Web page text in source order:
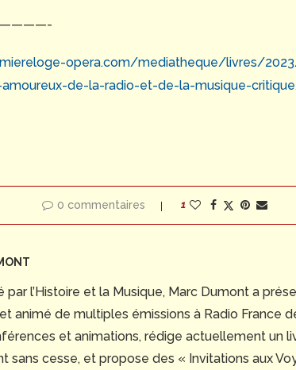
opera.com/mediatheque/livres/
amoureux-de-la-radio-et-de-la-musique-
0 commentaires 1
par l’Histoire et la Musique, Marc Dumont a
animé de multiples émissions à Radio France
et animations, rédige actuellement un
sans cesse, et propose des « Invitations aux